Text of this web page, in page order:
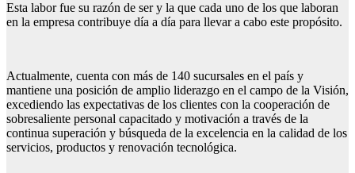
Esta labor fue su razón de ser y la que cada uno de los que laboran
en la empresa contribuye día a día para llevar a cabo este propósito.
Actualmente, cuenta con más de 140 sucursales en el país y
mantiene una posición de amplio liderazgo en el campo de la Visión,
excediendo las expectativas de los clientes con la cooperación de
sobresaliente personal capacitado y motivación a través de la
continua superación y búsqueda de la excelencia en la calidad de los
servicios, productos y renovación tecnológica.